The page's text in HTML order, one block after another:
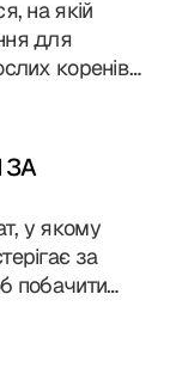
на якій
для
коренів
У
входить
робота з
в часі.
ЗА
у якому
за
побачити
клієнтом і
Blade
важливою